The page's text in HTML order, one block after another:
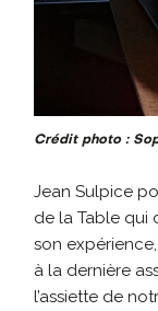
Crédit photo :
Jean Sulpice
de la Table qui
son
à la dernière
l’assiette de